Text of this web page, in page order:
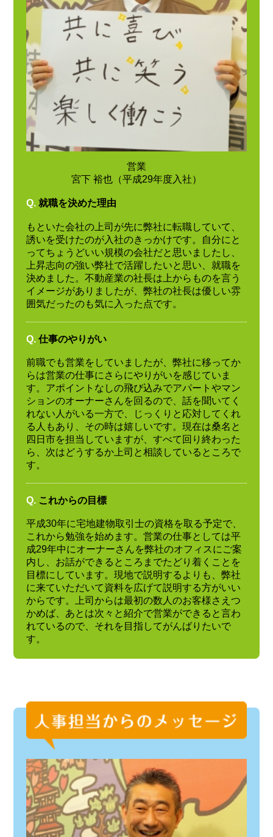
営業
宮下 裕也（平成29年度入社）
Q. 就職を決めた理由
もといた会社の上司が先に弊社に転職していて、
誘いを受けたのが入社のきっかけです。自分にと
ってちょうどいい規模の会社だと思いましたし、
上昇志向の強い弊社で活躍したいと思い、就職を
決めました。不動産業の社長は上からものを言う
イメージがありましたが、弊社の社長は優しい雰
囲気だったのも気に入った点です。
Q. 仕事のやりがい
前職でも営業をしていましたが、弊社に移ってか
らは営業の仕事にさらにやりがいを感じていま
す。アポイントなしの飛び込みでアパートやマン
ションのオーナーさんを回るので、話を聞いてく
れない人がいる一方で、じっくりと応対してくれ
る人もあり、その時は嬉しいです。現在は桑名と
四日市を担当していますが、すべて回り終わった
ら、次はどうするか上司と相談しているところで
す。
Q. これからの目標
平成30年に宅地建物取引士の資格を取る予定で、
これから勉強を始めます。営業の仕事としては平
成29年中にオーナーさんを弊社のオフィスにご案
内し、お話ができるところまでたどり着くことを
目標にしています。現地で説明するよりも、弊社
に来ていただいて資料を広げて説明する方がいい
からです。上司からは最初の数人のお客様さえつ
かめば、あとは次々と紹介で営業ができると言わ
れているので、それを目指してがんばりたいで
す。